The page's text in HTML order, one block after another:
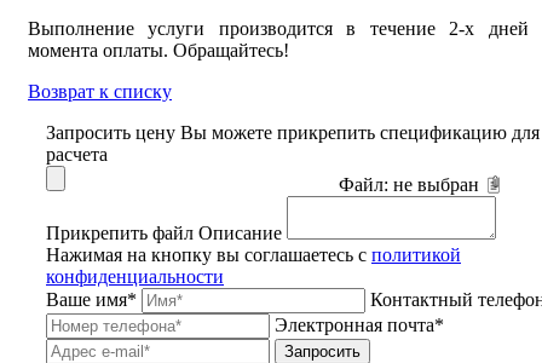
Выполнение услуги производится в течение 2-х дней
момента оплаты. Обращайтесь!
Возврат к списку
Запросить цену Вы можете прикрепить спецификацию для
расчета
Файл: не выбран
Прикрепить файл Описание
Нажимая на кнопку вы соглашаетесь с политикой
конфиденциальности
Ваше имя*
Контактный
Электронная почта*
Запросить